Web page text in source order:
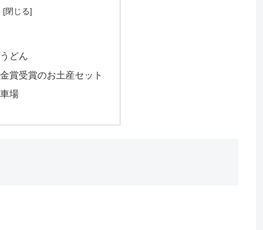
どん
賞受賞のお土産セット
場